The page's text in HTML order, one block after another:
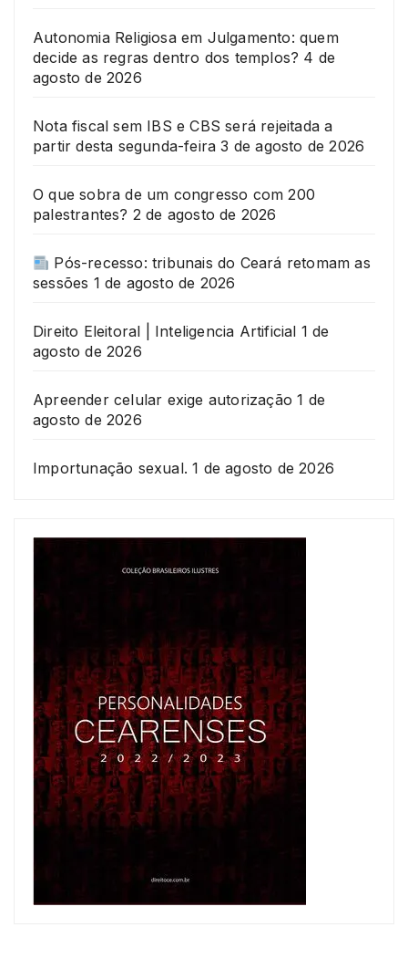
Autonomia Religiosa em Julgamento: quem
decide as regras dentro dos templos? 4 de
agosto de 2026
Nota fiscal sem IBS e CBS será rejeitada a
partir desta segunda-feira 3 de agosto de 2026
O que sobra de um congresso com 200
palestrantes? 2 de agosto de 2026
Pós-recesso: tribunais do Ceará retomam as
sessões 1 de agosto de 2026
Direito Eleitoral | Inteligencia Artificial 1 de
agosto de 2026
Apreender celular exige autorização 1 de
agosto de 2026
Importunação sexual. 1 de agosto de 2026